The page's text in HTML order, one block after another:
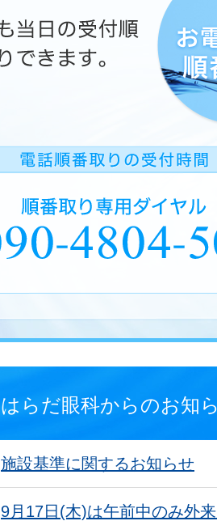
はらだ眼科からのお知
施設基準に関するお知らせ
9月17日(木)は午前中のみ外